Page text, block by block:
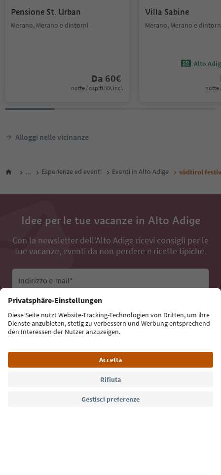
Pensione St. Urban
Merano, Merano e dintorni
Da 60€
notte / ospiti IVA incl.
Villa Sabine
Merano, Merano e
Alto
notte
Alloggi nelle vicinanze
... Esperienze ed eventi Eventi in Alto Adige südtirol
Idee per le tue vacanze in Alto Adige
Con la newsletter dell’Alto Adige ricevi consigli per le
tue vacanze, eventi da non perdere e ricette tipiche.
Indirizzo e-mail*
Iscriviti alla newsletter